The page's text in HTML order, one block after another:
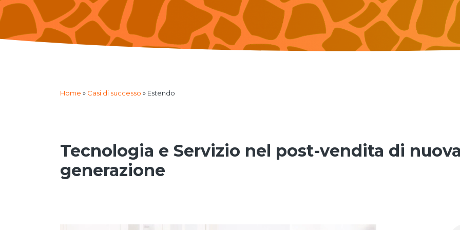
Home » Casi di successo » Estendo
Tecnologia e Servizio nel post-vendita di
generazione